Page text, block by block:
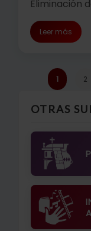
Eliminación
Leer más
1 2
OTRAS